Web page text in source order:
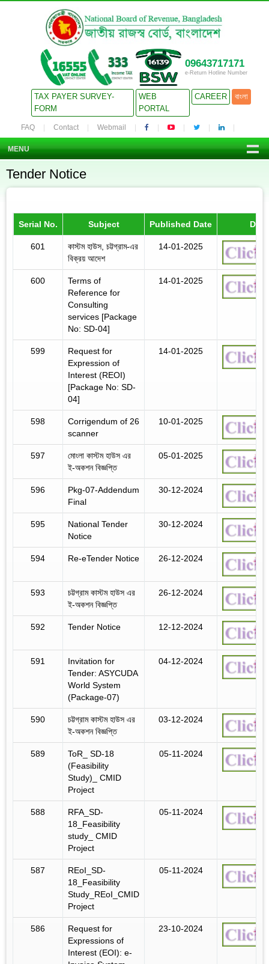
09643717171
e-Return Hotline Number
TAX PAYER SURVEY-
FORM
WEB
PORTAL
CAREER বাংলা
FAQ Contact Webmail
MENU
Tender Notice
Serial No. Subject Published Date
601
কাস্টম হাউস, চট্টগ্রাম-এর
বিক্রয় আদেশ
14-01-2025
600
Terms of
Reference for
Consulting
services [Package
No: SD-04]
14-01-2025
599
Request for
Expression of
Interest (REOI)
[Package No: SD-
04]
14-01-2025
598
Corrigendum of 26
scanner
10-01-2025
597
মোংলা কাস্টম হাউস এর
ই-অকশন বিজ্ঞপ্তি
05-01-2025
596
Pkg-07-Addendum
Final
30-12-2024
595
National Tender
Notice
30-12-2024
594 Re-eTender Notice 26-12-2024
593
চট্টগ্রাম কাস্টম হাউস এর
ই-অকশন বিজ্ঞপ্তি
26-12-2024
592 Tender Notice 12-12-2024
591
Invitation for
Tender: ASYCUDA
World System
(Package-07)
04-12-2024
590
চট্টগ্রাম কাস্টম হাউস এর
ই-অকশন বিজ্ঞপ্তি
03-12-2024
589
ToR_ SD-18
(Feasibility
Study)_ CMID
Project
05-11-2024
588
RFA_SD-
18_Feasibility
study_ CMID
Project
05-11-2024
587
REoI_SD-
18_Feasibility
Study_REoI_CMID
Project
05-11-2024
586
Request for
Expressions of
Interest (EOI): e-
23-10-2024